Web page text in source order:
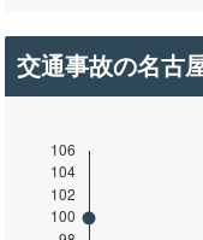
交通事故の名古